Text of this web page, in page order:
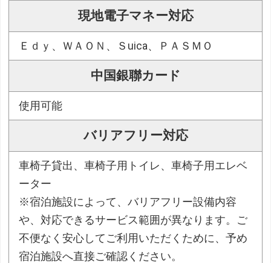
現地電子マネー対応
Ｅｄｙ、ＷＡＯＮ、Ｓuica、ＰＡＳＭＯ
中国銀聯カード
使用可能
バリアフリー対応
車椅子貸出、車椅子用トイレ、車椅子用エレベ
ーター
※宿泊施設によって、バリアフリー設備内容
や、対応できるサービス範囲が異なります。ご
不便なく安心してご利用いただくために、予め
宿泊施設へ直接ご確認ください。